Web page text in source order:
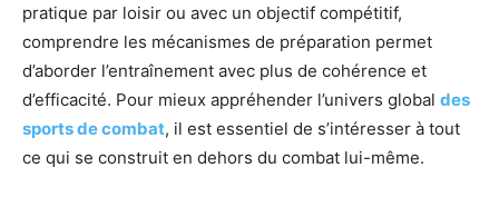
pratique par loisir ou avec un objectif compétitif,
comprendre les mécanismes de préparation permet
d’aborder l’entraînement avec plus de cohérence et
d’efficacité. Pour mieux appréhender l’univers global des
sports de combat, il est essentiel de s’intéresser à tout
ce qui se construit en dehors du combat lui-même.